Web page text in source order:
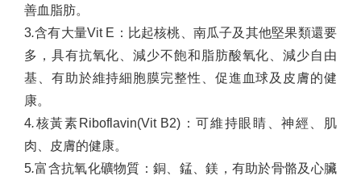
善血脂肪。
3️.含有大量Vit E ：比起核桃、南瓜子及其他堅果類還要
多，具有抗氧化、減少不飽和脂肪酸氧化、減少自由
基、有助於維持細胞膜完整性、促進血球及皮膚的健
康。
4️.核黃素 Riboflavin(Vit B2) ：可維持眼睛、神經、肌
肉、皮膚的健康。
5️.富含抗氧化礦物質：銅、錳、鎂，有助於骨骼及心臟